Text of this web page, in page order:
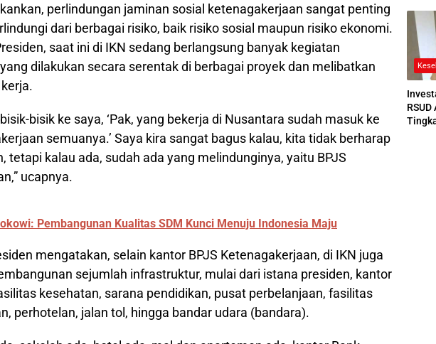
perlindungan jaminan sosial ketenagakerjaan sangat penting
dari berbagai risiko, baik risiko sosial maupun risiko ekonomi.
saat ini di IKN sedang berlangsung banyak kegiatan
dilakukan secara serentak di berbagai proyek dan melibatkan
bisik ke saya, ‘Pak, yang bekerja di Nusantara sudah masuk ke
semuanya.’ Saya kira sangat bagus kalau, kita tidak berharap
tetapi kalau ada, sudah ada yang melindunginya, yaitu BPJS
ucapnya.
Pembangunan Kualitas SDM Kunci Menuju Indonesia Maju
mengatakan, selain kantor BPJS Ketenagakerjaan, di IKN juga
sejumlah infrastruktur, mulai dari istana presiden, kantor
kesehatan, sarana pendidikan, pusat perbelanjaan, fasilitas
perhotelan, jalan tol, hingga bandar udara (bandara).